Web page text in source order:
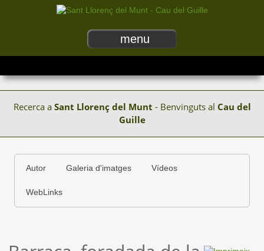
menu
Recerca a Sant Llorenç del Munt - Benvinguts al Cau del
Guille
Autor Galeria d'imatges Vídeos
WebLinks